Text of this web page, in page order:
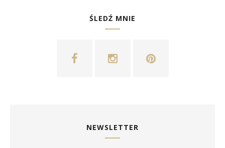
ŚLEDŹ MNIE
NEWSLETTER